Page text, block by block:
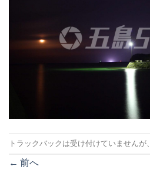
トラックバックは受け付けていませんが、
← 前へ